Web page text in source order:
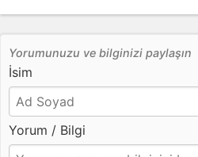
Yorumunuzu ve bilginizi paylaşın
İsim
Yorum / Bilgi